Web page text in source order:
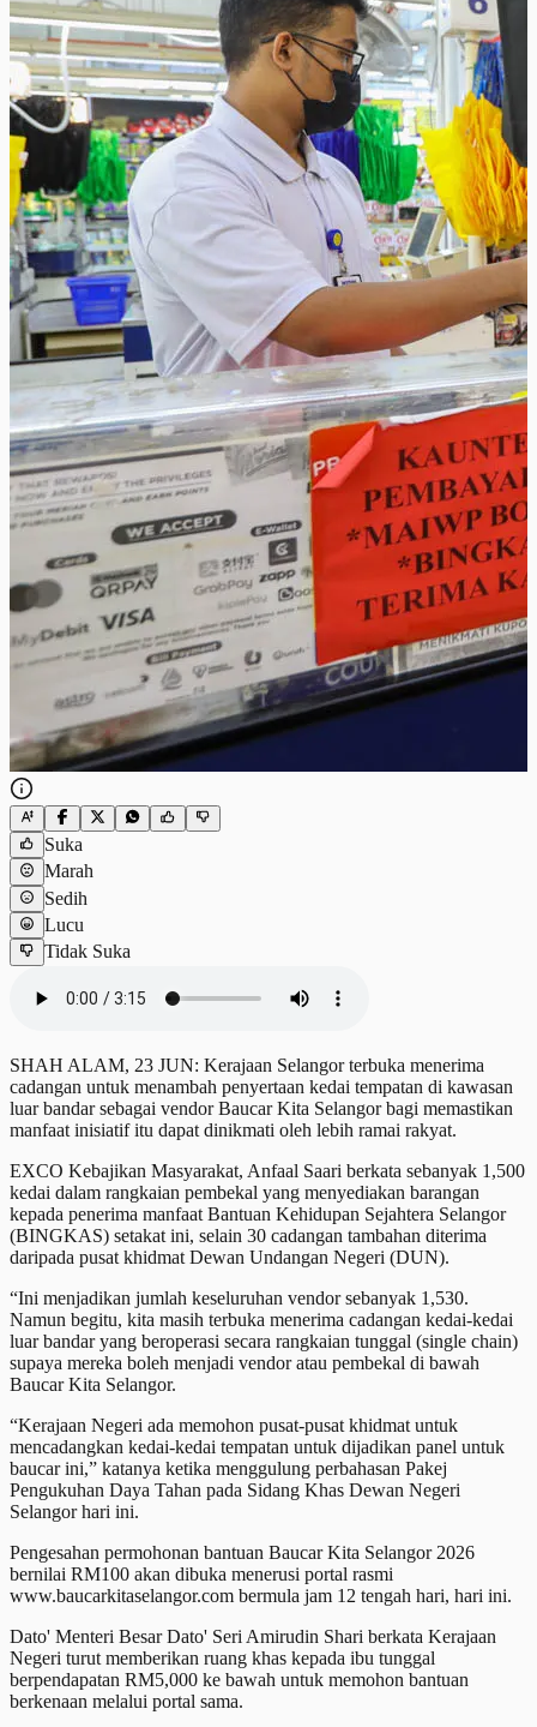
Suka
Marah
Sedih
Lucu
Tidak Suka
SHAH ALAM, 23 JUN: Kerajaan Selangor terbuka menerima
cadangan untuk menambah penyertaan kedai tempatan di kawasan
luar bandar sebagai vendor Baucar Kita Selangor bagi memastikan
manfaat inisiatif itu dapat dinikmati oleh lebih ramai rakyat.
EXCO Kebajikan Masyarakat, Anfaal Saari berkata sebanyak 1,500
kedai dalam rangkaian pembekal yang menyediakan barangan
kepada penerima manfaat Bantuan Kehidupan Sejahtera Selangor
(BINGKAS) setakat ini, selain 30 cadangan tambahan diterima
daripada pusat khidmat Dewan Undangan Negeri (DUN).
“Ini menjadikan jumlah keseluruhan vendor sebanyak 1,530.
Namun begitu, kita masih terbuka menerima cadangan kedai-kedai
luar bandar yang beroperasi secara rangkaian tunggal (single chain)
supaya mereka boleh menjadi vendor atau pembekal di bawah
Baucar Kita Selangor.
“Kerajaan Negeri ada memohon pusat-pusat khidmat untuk
mencadangkan kedai-kedai tempatan untuk dijadikan panel untuk
baucar ini,” katanya ketika menggulung perbahasan Pakej
Pengukuhan Daya Tahan pada Sidang Khas Dewan Negeri
Selangor hari ini.
Pengesahan permohonan bantuan Baucar Kita Selangor 2026
bernilai RM100 akan dibuka menerusi portal rasmi
www.baucarkitaselangor.com bermula jam 12 tengah hari, hari ini.
Dato' Menteri Besar Dato' Seri Amirudin Shari berkata Kerajaan
Negeri turut memberikan ruang khas kepada ibu tunggal
berpendapatan RM5,000 ke bawah untuk memohon bantuan
berkenaan melalui portal sama.